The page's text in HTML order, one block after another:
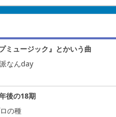
ミュージック』とかいう曲
なんday
後の18期
の種